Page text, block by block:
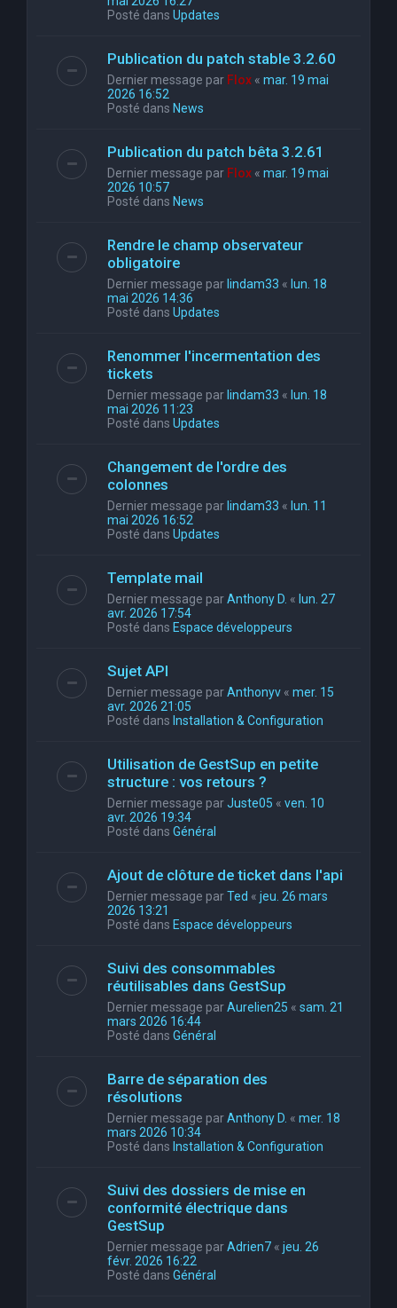
Posté dans Updates
Publication du patch stable 3.2.60
Dernier message par Flox « mar. 19 mai
2026 16:52
Posté dans News
Publication du patch bêta 3.2.61
Dernier message par Flox « mar. 19 mai
2026 10:57
Posté dans News
Rendre le champ observateur
obligatoire
Dernier message parlindam33 « lun. 18
mai 2026 14:36
Posté dans Updates
Renommer l'incermentation des
tickets
Dernier message parlindam33 « lun. 18
mai 2026 11:23
Posté dans Updates
Changement de l'ordre des
colonnes
Dernier message parlindam33 « lun. 11
mai 2026 16:52
Posté dans Updates
Template mail
Dernier message parAnthony D. « lun. 27
avr. 2026 17:54
Posté dans Espace développeurs
Sujet API
Dernier message parAnthonyv « mer. 15
avr. 2026 21:05
Posté dans Installation & Configuration
Utilisation de GestSup en petite
structure : vos retours ?
Dernier message parJuste05 « ven. 10
avr. 2026 19:34
Posté dans Général
Ajout de clôture de ticket dans l'api
Dernier message parTed « jeu. 26 mars
2026 13:21
Posté dans Espace développeurs
Suivi des consommables
réutilisables dans GestSup
Dernier message parAurelien25 « sam. 21
mars 2026 16:44
Posté dans Général
Barre de séparation des
résolutions
Dernier message parAnthony D. « mer. 18
mars 2026 10:34
Posté dans Installation & Configuration
Suivi des dossiers de mise en
conformité électrique dans
GestSup
Dernier message parAdrien7 « jeu. 26
févr. 2026 16:22
Posté dans Général